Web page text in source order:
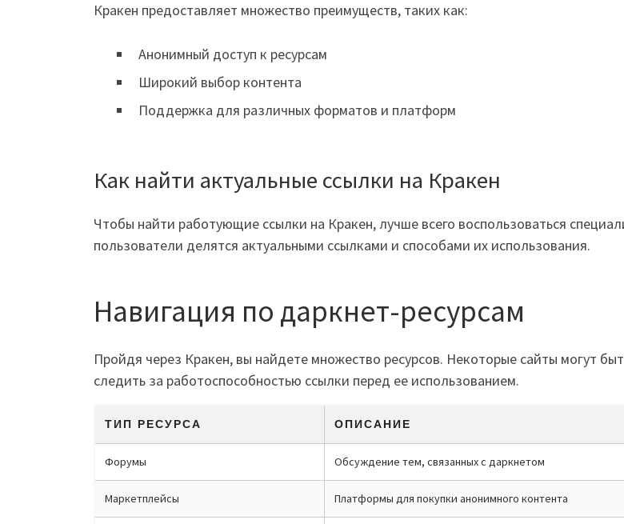
Кракен предоставляет множество преимуществ, таких как:
Анонимный доступ к ресурсам
Широкий выбор контента
Поддержка для различных форматов и платформ
Как найти актуальные ссылки на Кракен
Чтобы найти работующие ссылки на Кракен, лучше всего воспользоваться
пользователи делятся актуальными ссылками и способами их использования.
Навигация по даркнет-ресурсам
Пройдя через Кракен, вы найдете множество ресурсов. Некоторые сайты могут
следить за работоспособностью ссылки перед ее использованием.
ТИП РЕСУРСА ОПИСАНИЕ
Форумы Обсуждение тем, связанных с даркнетом
Маркетплейсы Платформы для покупки анонимного контента